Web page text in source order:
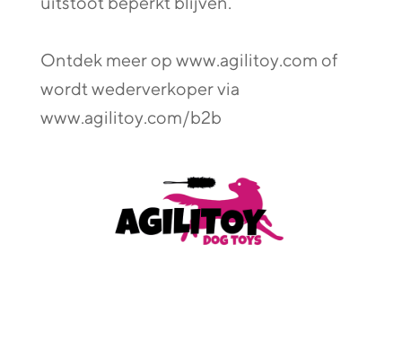
Ontdek meer op www.agilitoy.com of
wordt wederverkoper via
www.agilitoy.com/b2b